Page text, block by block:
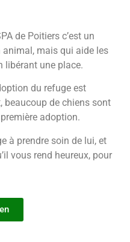
de Poitiers c’est un
mais qui aide les
libérant une place.
du refuge est
beaucoup de chiens sont
adoption.
à prendre soin de lui, et
vous rend heureux, pour